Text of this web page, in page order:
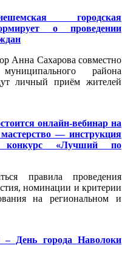
городская
о проведении
Анна Сахарова совместно
района
личный приём жителей
онлайн-вебинар на
— инструкция
конкурс «Лучший по
правила проведения
номинации и критерии
на региональном и
День города Наволоки